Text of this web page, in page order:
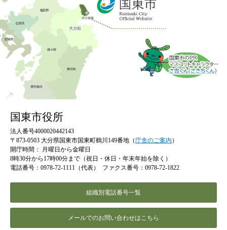
国東市役所
法人番号4000020442143
〒873-0503 大分県国東市国東町鶴川149番地（庁舎のご案内 ）
開庁時間：
月曜日から金曜日
8時30分から17時00分まで（祝日・休日・年末年始を除く）
電話番号：0978-72-1111（代表）
ファクス番号：0978-72-1822
組織別電話番号一覧
メールでのお問い合わせはこちら